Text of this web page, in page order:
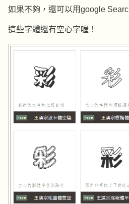
如果不夠，還可以用google
這些字體還有空心字喔！